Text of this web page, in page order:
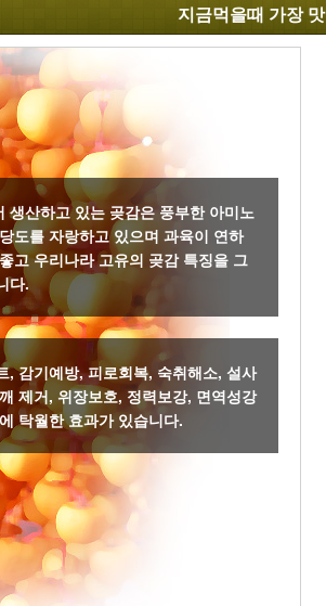
지금먹을때 가장
생산하고 있는 곶감은 풍부한 아미노
도를 자랑하고 있으며 과육이 연하
고 우리나라 고유의 곶감 특징을 그
다.
, 감기예방, 피로회복, 숙취해소, 설사
제거, 위장보호, 정력보강, 면역성강
탁월한 효과가 있습니다.